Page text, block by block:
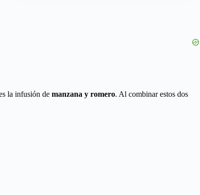
la infusión de manzana y romero. Al combinar estos dos